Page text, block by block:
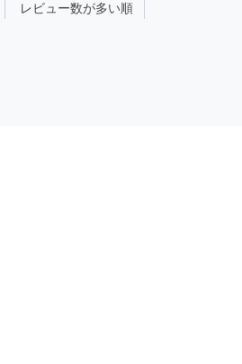
レビュー数が多い順